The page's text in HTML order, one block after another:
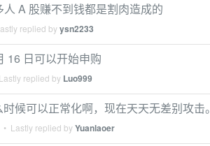
A 股赚不到钱都是割肉造成的
replied byysn2233
16 日可以开始申购
replied by Luo999
候可以正常化啊，现在天天无差别攻击。
• Lastly replied byYuanlaoer